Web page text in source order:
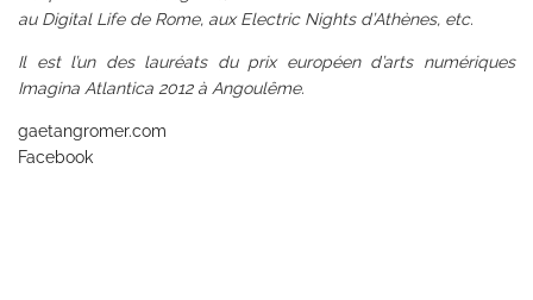
au Digital Life de Rome, aux Electric Nights d’Athènes, etc.
Il est l’un des lauréats du prix européen d’arts numériques
Imagina Atlantica 2012 à Angoulême.
gaetangromer.com
Facebook